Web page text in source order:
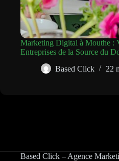
Marketing Digital à Mouthe :
Entreprises de la Source du
Based Click
22
Based Click – Agence